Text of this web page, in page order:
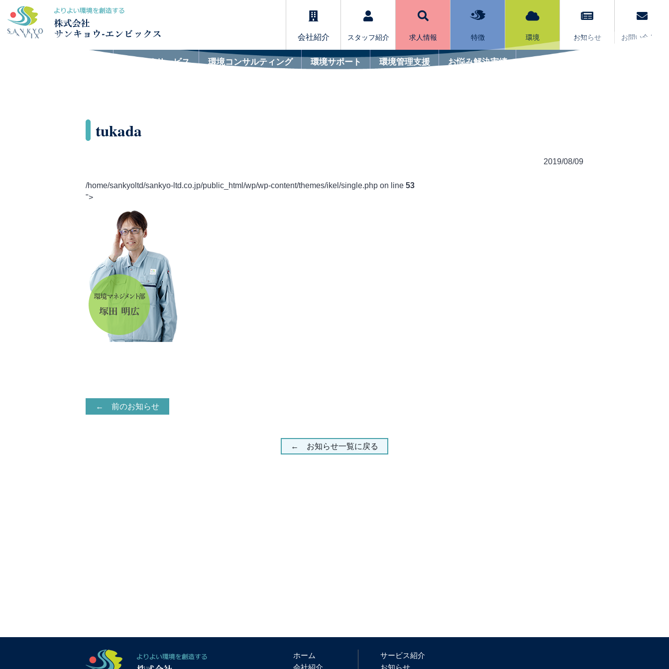
お問い合わせ
お知らせ
環境
特徴
求人情報
スタッフ紹介
会社紹介
おすすめサービス 環境コンサルティング 環境サポート 環境管理支援 お悩み解決実績
tukada
2019/08/09
/home/sankyoltd/sankyo-ltd.co.jp/public_html/wp/wp-content/themes/ikel/single.php on line 53
">
← 前のお知らせ
← お知らせ一覧に戻る
ホーム
会社紹介
サービス紹介
お知らせ